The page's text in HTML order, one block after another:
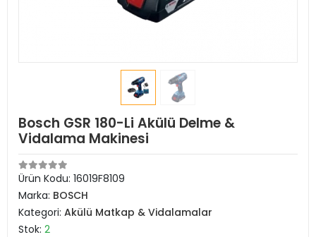
Bosch GSR 180-Li Akülü Delme &
Vidalama Makinesi
Ürün Kodu: 16019F8109
Marka: BOSCH
Kategori: Akülü Matkap & Vidalamalar
Stok: 2